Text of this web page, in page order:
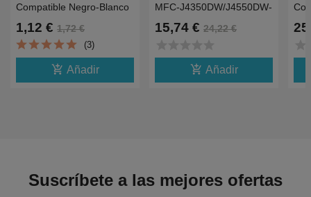
Compatible Negro-Blanco
Dymo 2000,LT100H,QX50
1,12 € 1,72 €
(3)
add_shopping_cart Añadir
MFC-J4350DW/J4550DW-
15,74 € 24,22 €
add_shopping_cart Añadir
Suscríbete a las mejores ofertas